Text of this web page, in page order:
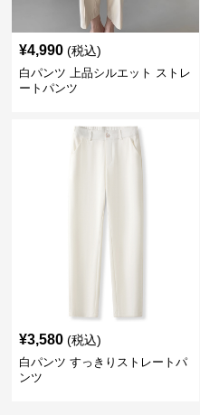
¥4,990 (税込)
白パンツ 上品シルエット ストレ
ートパンツ
¥3,580 (税込)
白パンツ すっきりストレートパ
ンツ